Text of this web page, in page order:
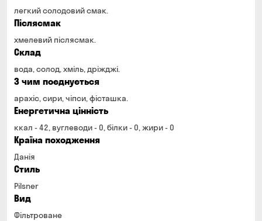
легкий солодовий смак.
Післясмак
хмелевий післясмак.
Склад
вода, солод, хміль, дріжджі.
З чим поєднується
арахіс, сири, чіпси, фісташка.
Енергетична цінність
ккал - 42, вуглеводи - 0, білки - 0, жири - 0
Країна походження
Данія
Стиль
Pilsner
Вид
Фільтроване